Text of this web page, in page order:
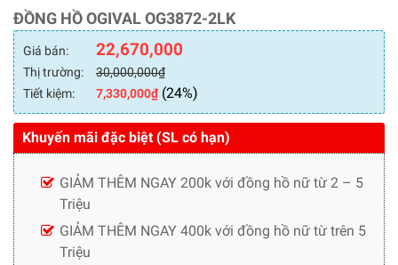
ĐỒNG HỒ OGIVAL OG3872-2LK
Giá bán: 22,670,000
Thị trường: 30,000,000₫
Tiết kiệm:
7,330,000₫(24%)
Khuyến mãi đặc biệt (SL có hạn)
GIẢM THÊM NGAY 200k với đồng hồ nữ từ 2 – 5
Triệu
GIẢM THÊM NGAY 400k với đồng hồ nữ từ trên 5
Triệu